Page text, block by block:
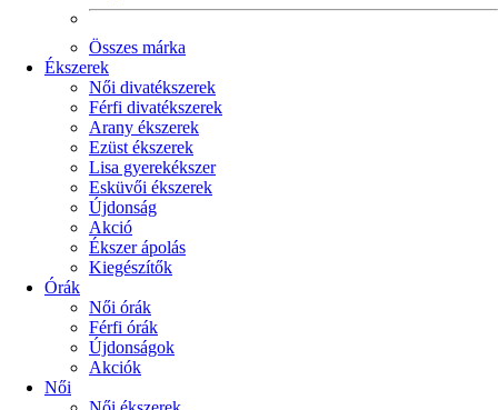
Összes márka
Ékszerek
Női divatékszerek
Férfi divatékszerek
Arany ékszerek
Ezüst ékszerek
Lisa gyerekékszer
Esküvői ékszerek
Újdonság
Akció
Ékszer ápolás
Kiegészítők
Órák
Női órák
Férfi órák
Újdonságok
Akciók
Női